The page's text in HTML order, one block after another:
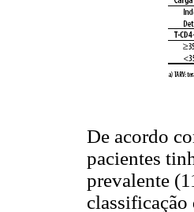
De acordo
pacientes
prevalente